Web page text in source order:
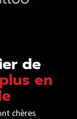
de
en
chères